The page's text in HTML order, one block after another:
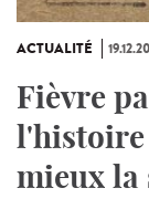
ACTUALITÉ
Fièvre
l'histoire
mieux